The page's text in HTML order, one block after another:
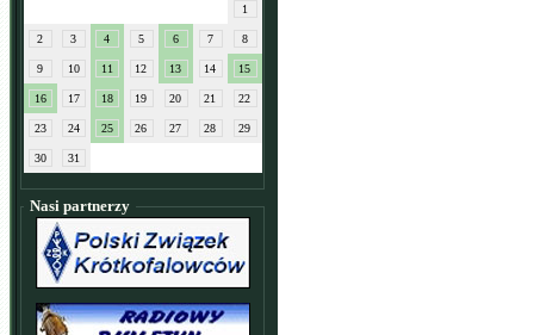
1
2 3 4 5 6 7 8
9 10 11 12 13 14 15
16 17 18 19 20 21 22
23 24 25 26 27 28 29
30 31
Nasi partnerzy